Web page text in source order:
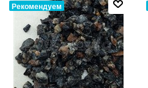
Рекомендуем